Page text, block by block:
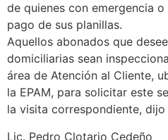
de quienes con emergencia
pago de sus planillas.
Aquellos abonados que
domiciliarias sean
área de Atención al Cliente,
la EPAM, para solicitar este
la visita correspondiente,
Lic. Pedro Clotario Cedeño